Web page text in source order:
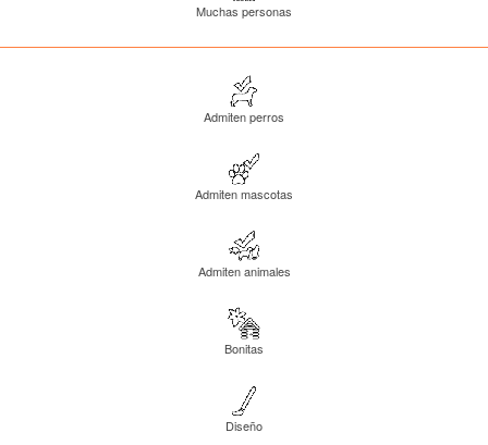
Muchas personas
Admiten perros
Admiten mascotas
Admiten animales
Bonitas
Diseño